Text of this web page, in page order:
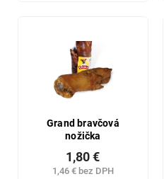
Grand bravčová
nožička
1,46 € bez DPH
1,80 €